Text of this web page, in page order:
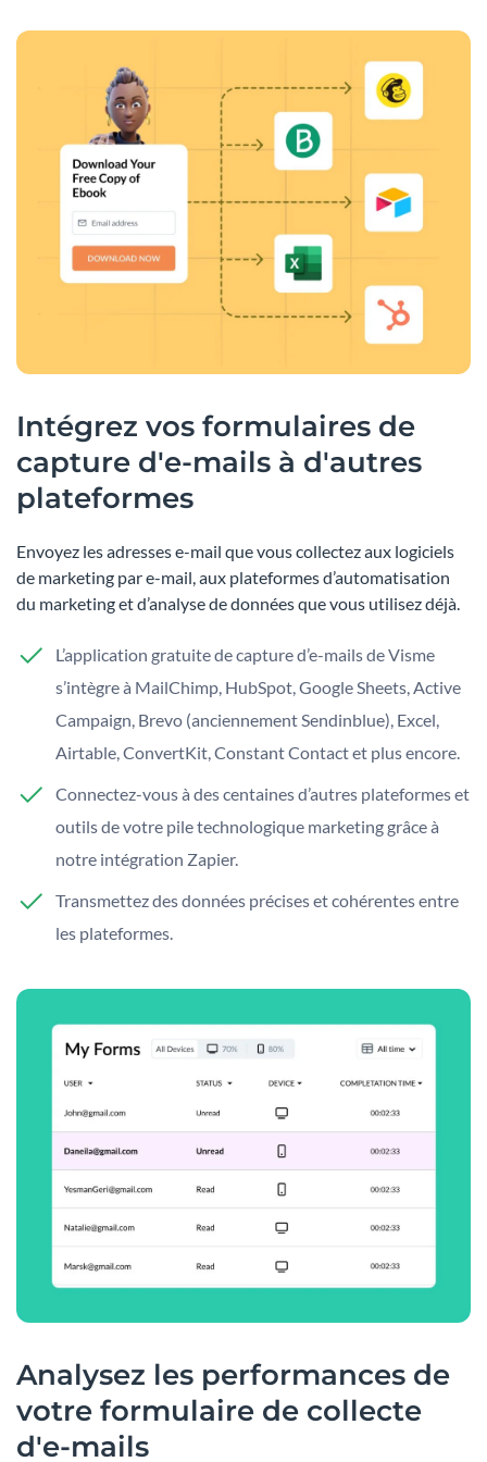
Intégrez vos formulaires de
capture d'e-mails à d'autres
plateformes
Envoyez les adresses e-mail que vous collectez aux logiciels
de marketing par e-mail, aux plateformes d’automatisation
du marketing et d’analyse de données que vous utilisez déjà.
L’application gratuite de capture d’e-mails de Visme
s’intègre à MailChimp, HubSpot, Google Sheets, Active
Campaign, Brevo (anciennement Sendinblue), Excel,
Airtable, ConvertKit, Constant Contact et plus encore.
Connectez-vous à des centaines d’autres plateformes et
outils de votre pile technologique marketing grâce à
notre intégration Zapier.
Transmettez des données précises et cohérentes entre
les plateformes.
Analysez les performances de
votre formulaire de collecte
d'e-mails